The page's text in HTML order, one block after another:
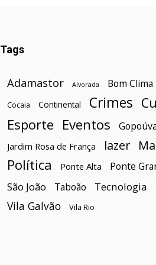
Tags
Adamastor Alvorada Bom Clima
Cocaia Continental Crimes
Esporte Eventos
Jardim Rosa de França lazer
Política Ponte Alta Ponte
São João Taboão Tecnologia
Vila Galvão Vila Rio